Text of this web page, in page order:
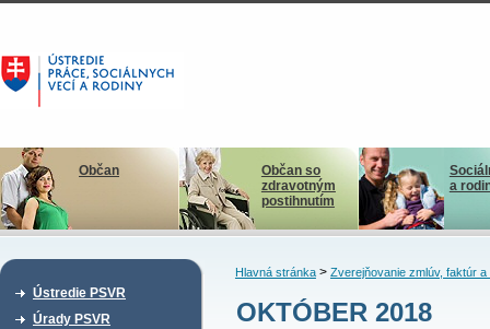
Občan
Občan so
zdravotným
postihnutím
a
Ústredie PSVR
Úrady PSVR
Hlavná stránka> Zverejňovanie zmlúv, faktúr a
OKTÓBER 2018